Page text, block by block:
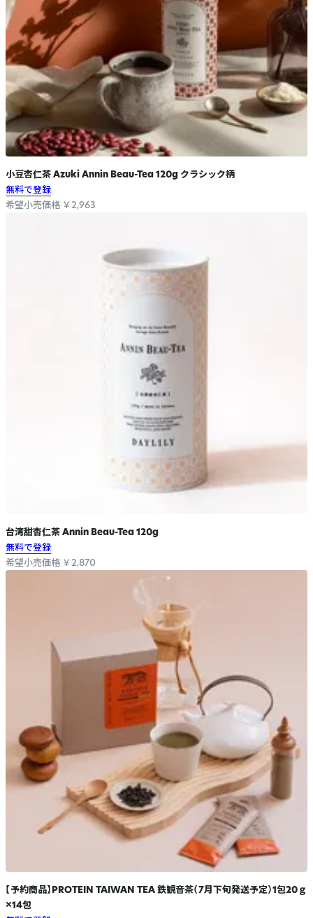
小豆杏仁茶 Azuki Annin Beau-Tea 120g クラシック柄
無料で登録
希望小売価格 ￥2,963
台湾甜杏仁茶 Annin Beau-Tea 120g
無料で登録
希望小売価格 ￥2,870
【予約商品】PROTEIN TAIWAN TEA 鉄観音茶（7月下旬発送予定）1包20ｇ
×14包